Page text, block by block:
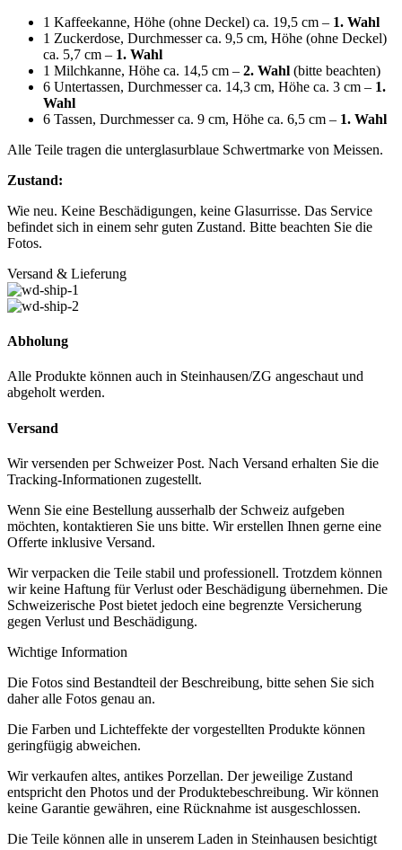
1 Kaffeekanne, Höhe (ohne Deckel) ca. 19,5 cm – 1. Wahl
1 Zuckerdose, Durchmesser ca. 9,5 cm, Höhe (ohne Deckel)
ca. 5,7 cm – 1. Wahl
1 Milchkanne, Höhe ca. 14,5 cm – 2. Wahl (bitte beachten)
6 Untertassen, Durchmesser ca. 14,3 cm, Höhe ca. 3 cm – 1.
Wahl
6 Tassen, Durchmesser ca. 9 cm, Höhe ca. 6,5 cm – 1. Wahl
Alle Teile tragen die unterglasurblaue Schwertmarke von Meissen.
Zustand:
Wie neu. Keine Beschädigungen, keine Glasurrisse. Das Service
befindet sich in einem sehr guten Zustand. Bitte beachten Sie die
Fotos.
Versand & Lieferung
Abholung
Alle Produkte können auch in Steinhausen/ZG angeschaut und
abgeholt werden.
Versand
Wir versenden per Schweizer Post. Nach Versand erhalten Sie die
Tracking-Informationen zugestellt.
Wenn Sie eine Bestellung ausserhalb der Schweiz aufgeben
möchten, kontaktieren Sie uns bitte. Wir erstellen Ihnen gerne eine
Offerte inklusive Versand.
Wir verpacken die Teile stabil und professionell. Trotzdem können
wir keine Haftung für Verlust oder Beschädigung übernehmen. Die
Schweizerische Post bietet jedoch eine begrenzte Versicherung
gegen Verlust und Beschädigung.
Wichtige Information
Die Fotos sind Bestandteil der Beschreibung, bitte sehen Sie sich
daher alle Fotos genau an.
Die Farben und Lichteffekte der vorgestellten Produkte können
geringfügig abweichen.
Wir verkaufen altes, antikes Porzellan. Der jeweilige Zustand
entspricht den Photos und der Produktebeschreibung. Wir können
keine Garantie gewähren, eine Rücknahme ist ausgeschlossen.
Die Teile können alle in unserem Laden in Steinhausen besichtigt